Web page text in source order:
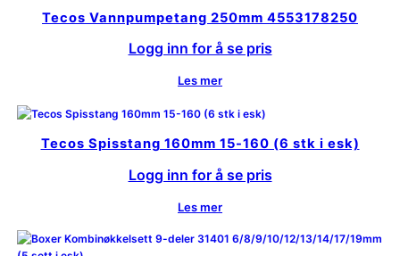
Tecos Vannpumpetang 250mm 4553178250
Logg inn for å se pris
Les mer
Tecos Spisstang 160mm 15-160 (6 stk i esk)
Logg inn for å se pris
Les mer